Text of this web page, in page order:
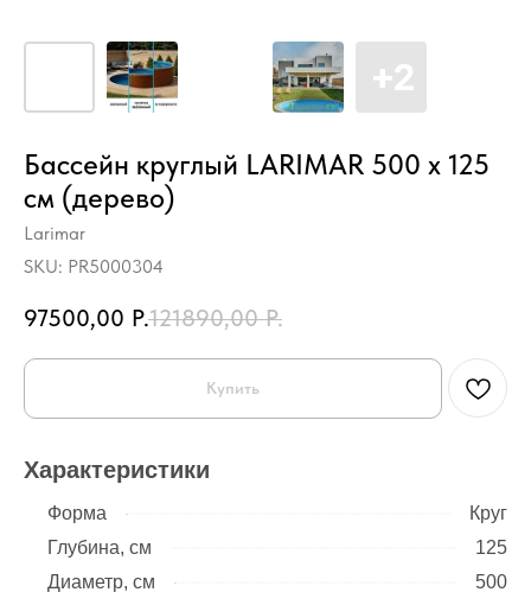
Бассейн круглый LARIMAR 500 х 125
см (дерево)
Larimar
SKU: PR5000304
97500,00 Р.121890,00 Р.
Купить
Характеристики
Форма
Круг
Глубина, см
125
Диаметр, см
500